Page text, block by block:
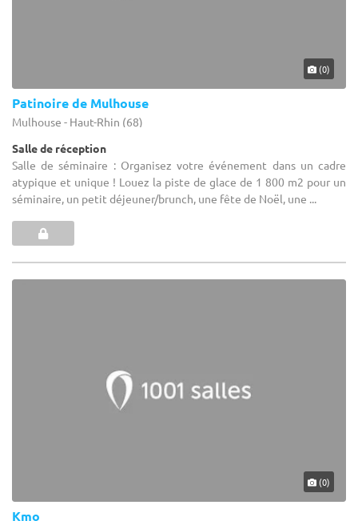
(0)
Patinoire de Mulhouse
Mulhouse - Haut-Rhin (68)
Salle de réception
Salle de séminaire : Organisez votre événement dans un cadre
atypique et unique ! Louez la piste de glace de 1 800 m2 pour un
séminaire, un petit déjeuner/brunch, une fête de Noël, une ...
(0)
Kmo